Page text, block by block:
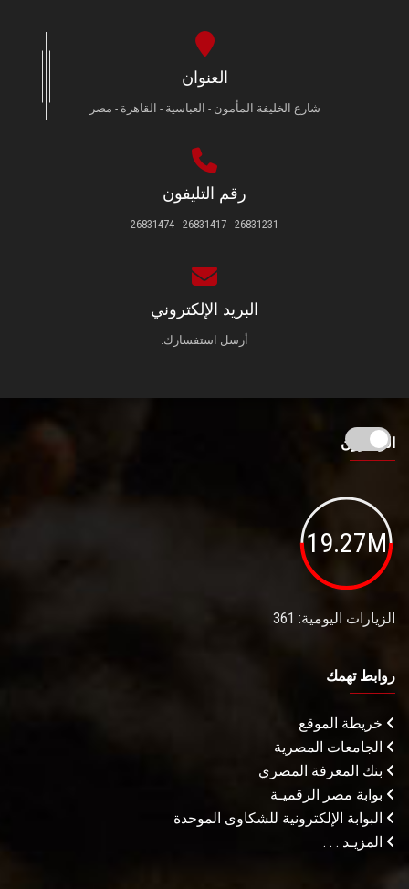
العنوان
شارع الخليفة المأمون - العباسية - القاهرة - مصر
رقم التليفون
26831231 - 26831417 - 26831474
البريد الإلكتروني
أرسل استفسارك.
الزائـرون
19.27M
الزيارات اليومية: 361
روابط تهمك
خريطة الموقع
الجامعات المصرية
بنك المعرفة المصري
بوابة مصر الرقميـة
البوابة الإلكترونية للشكاوى الموحدة
المزيـد . . .